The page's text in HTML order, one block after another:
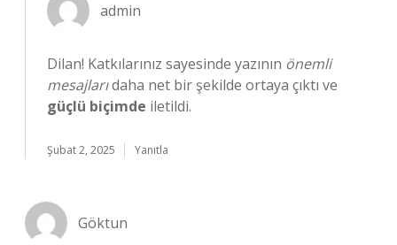
admin
Dilan! Katkılarınız sayesinde yazının önemli
mesajlarıdaha net bir şekilde ortaya çıktı ve
güçlü biçimde iletildi.
Şubat 2, 2025 Yanıtla
Göktun